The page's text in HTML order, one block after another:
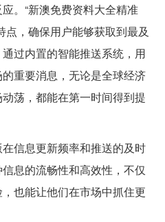
。“新澳免费资料大全精准
点，确保用户能够获取到最及
过内置的智能推送系统，用
重要消息，无论是全球经济
荡，都能在第一时间得到提
信息更新频率和推送的及时
息的流畅性和高效性，不仅
也能让他们在市场中抓住更